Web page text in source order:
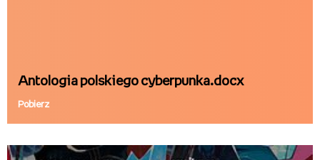
Antologia polskiego cyberpunka.docx
Pobierz